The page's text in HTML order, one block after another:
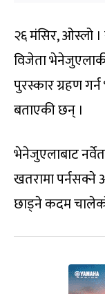
२६ मंसिर, ओस्लो
विजेता
पुरस्कार ग्रहण
बताएकी छन् ।
भेनेजुएलाबाट
खतरामा
छाड्ने कदम